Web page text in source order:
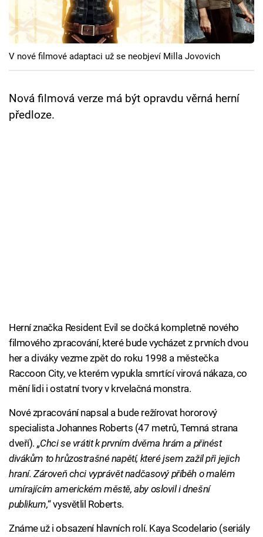
Cool Esport
Pořady
TV Program
Sledujte prima+
V nové filmové adaptaci už se neobjeví Milla Jovovich
Nová filmová verze má být opravdu věrná herní
předloze.
Herní značka Resident Evil se dočká kompletně nového
filmového zpracování, které bude vycházet z prvních dvou
her a diváky vezme zpět do roku 1998 a městečka
Raccoon City, ve kterém vypukla smrtící virová nákaza, co
mění lidi i ostatní tvory v krvelačná monstra.
Nové zpracování napsal a bude režírovat hororový
specialista Johannes Roberts (47 metrů, Temná strana
dveří). „Chci se vrátit k prvním dvěma hrám a přinést
divákům to hrůzostrašné napětí, které jsem zažil při jejich
hraní. Zároveň chci vyprávět nadčasový příběh o malém
umírajícím americkém městě, aby oslovil i dnešní
publikum,“ vysvětlil Roberts.
Známe už i obsazení hlavních rolí. Kaya Scodelario (seriály